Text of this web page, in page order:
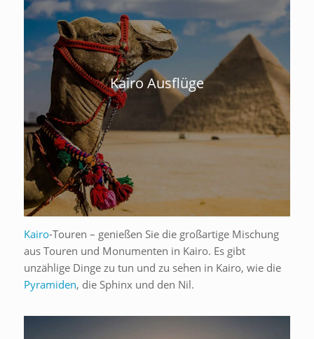
Kairo Ausflüge
Kairo-Touren – genießen Sie die großartige Mischung
aus Touren und Monumenten in Kairo. Es gibt
unzählige Dinge zu tun und zu sehen in Kairo, wie die
Pyramiden, die Sphinx und den Nil.